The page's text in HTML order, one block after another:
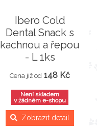
Ibero Cold
Dental Snack s
kachnou a řepou
- L 1ks
Cena již od 148 Kč
Není skladem
v žádném e-shopu
Zobrazit detail